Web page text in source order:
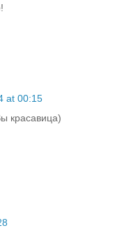
at 00:15
красавица)